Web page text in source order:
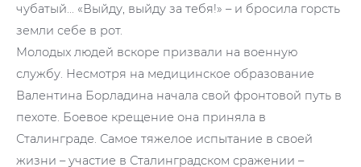
чубатый… «Выйду, выйду за тебя!» – и бросила горсть
земли себе в рот.
Молодых людей вскоре призвали на военную
службу. Несмотря на медицинское образование
Валентина Борладина начала свой фронтовой путь в
пехоте. Боевое крещение она приняла в
Сталинграде. Самое тяжелое испытание в своей
жизни – участие в Сталинградском сражении –